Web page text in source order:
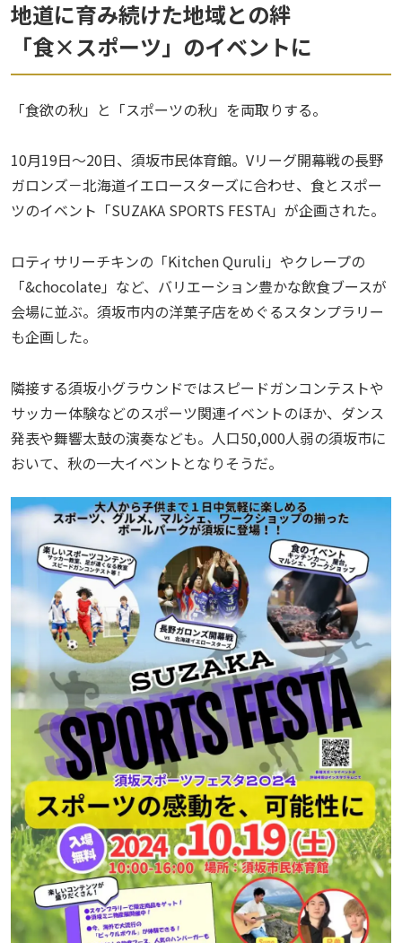
地道に育み続けた地域との絆
「食×スポーツ」のイベントに
「食欲の秋」と「スポーツの秋」を両取りする。
10月19日〜20日、須坂市民体育館。Vリーグ開幕戦の長野
ガロンズ－北海道イエロースターズに合わせ、食とスポー
ツのイベント「SUZAKA SPORTS FESTA」が企画された。
ロティサリーチキンの「Kitchen Quruli」やクレープの
「&chocolate」など、バリエーション豊かな飲食ブースが
会場に並ぶ。須坂市内の洋菓子店をめぐるスタンプラリー
も企画した。
隣接する須坂小グラウンドではスピードガンコンテストや
サッカー体験などのスポーツ関連イベントのほか、ダンス
発表や舞響太鼓の演奏なども。人口50,000人弱の須坂市に
おいて、秋の一大イベントとなりそうだ。